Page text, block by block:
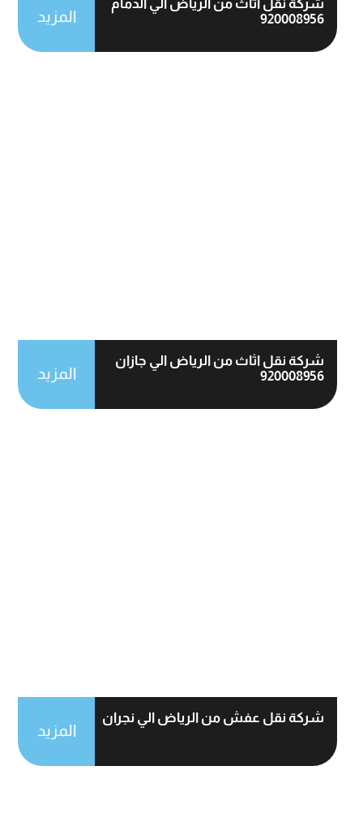
شركة نقل اثاث من الرياض الي الدمام
920008956
المزيد
شركة نقل اثاث من الرياض الي جازان
920008956
المزيد
شركة نقل عفش من الرياض الي نجران
المزيد